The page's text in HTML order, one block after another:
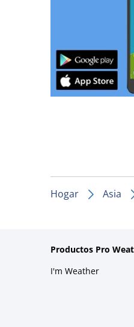
Hogar Asia
Productos Pro
I'm Weather